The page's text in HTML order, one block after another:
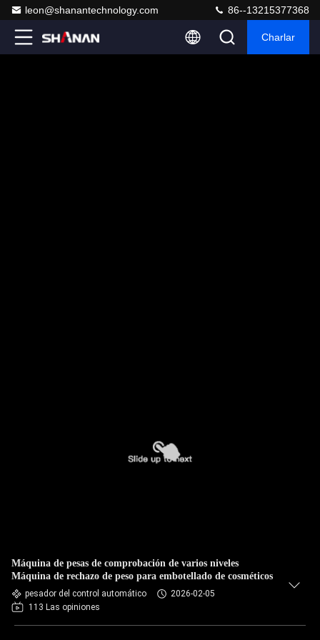
leon@shanantechnology.com 86--13215377368
Charlar
Máquina de pesas de comprobación de varios niveles
Máquina de rechazo de peso para embotellado de cosméticos
pesador del control automático
2026-02-05
113 Las opiniones